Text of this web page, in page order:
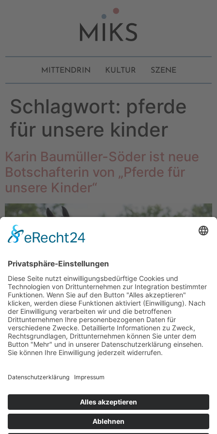
MITTENDRIN KULTUR SZENE
Schlagwort: pferde
für unsere kinder
Karin Baumüller-Söder ist neue
Botschafterin von „Pferde für
unsere Kinder“
Als jahrzehntelang turniererfahrene Springreiterin kennt
Pferden und Reitsport: „Pferde sind wunderbare und
Pferdeliebhaberin weiß ich aus eigener Erfahrung, wie
bereichernd der Umgang mit Pferden sein kann.“